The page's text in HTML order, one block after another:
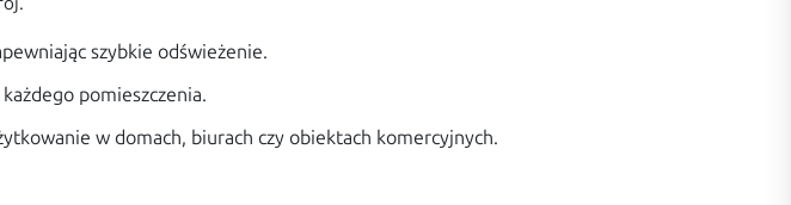
szybkie odświeżenie.
pomieszczenia.
w domach, biurach czy obiektach komercyjnych.